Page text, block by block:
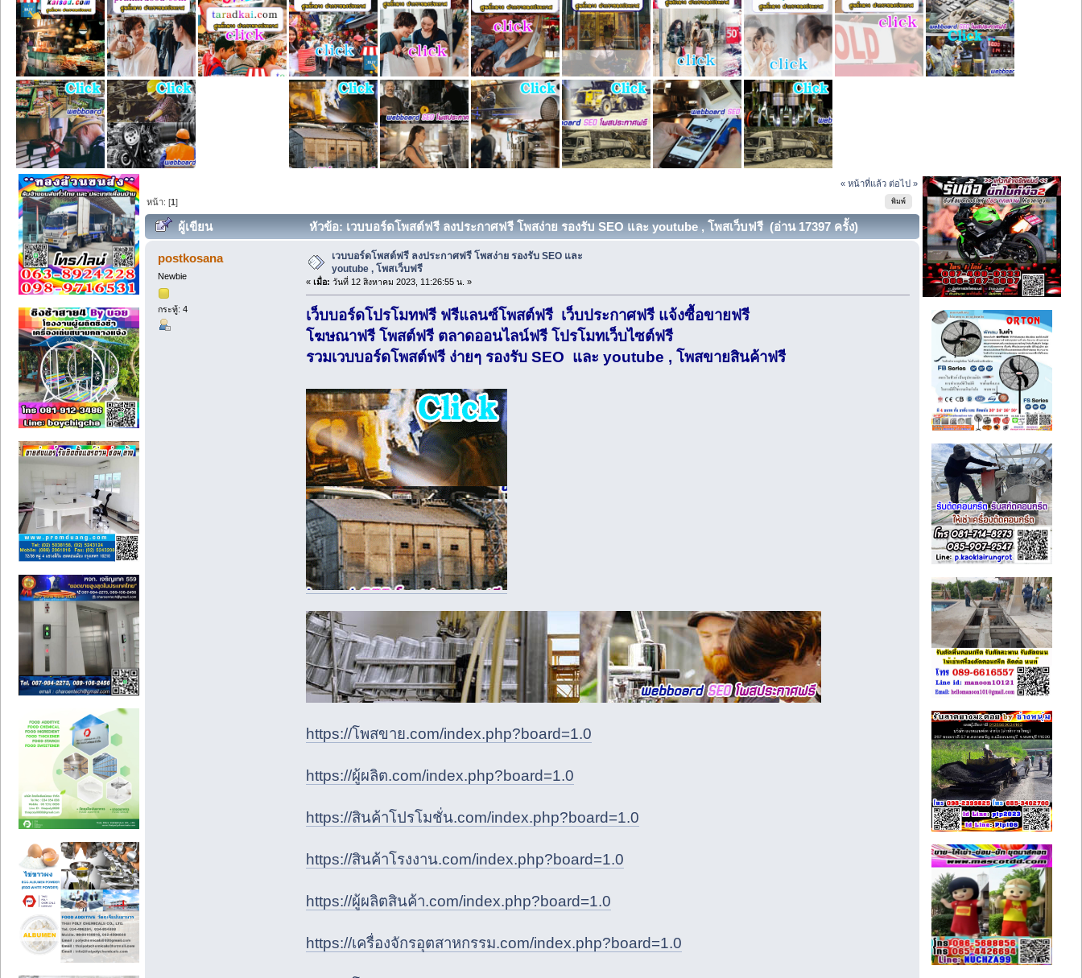
« หน้าที่แล้ว ต่อไป »
พิมพ์
หน้า: [1]
ผู้เขียน หัวข้อ: เวบบอร์ดโพสต์ฟรี ลงประกาศฟรี โพสง่าย รองรับ SEO และ youtube , โพสเว็บฟรี (อ่าน 17397 ครั้ง)
postkosana
Newbie
กระทู้: 4
เวบบอร์ดโพสต์ฟรี ลงประกาศฟรี โพสง่าย รองรับ SEO และ
youtube , โพสเว็บฟรี
« เมื่อ: วันที่ 12 สิงหาคม 2023, 11:26:55 น. »
เว็บบอร์ดโปรโมทฟรี ฟรีแลนซ์โพสต์ฟรี เว็บประกาศฟรี แจ้งซื้อขายฟรี
โฆษณาฟรี โพสต์ฟรี ตลาดออนไลน์ฟรี โปรโมทเว็บไซต์ฟรี
รวมเวบบอร์ดโพสต์ฟรี ง่ายๆ รองรับ SEO และ youtube , โพสขายสินค้าฟรี
https://โพสขาย.com/index.php?board=1.0
https://ผู้ผลิต.com/index.php?board=1.0
https://สินค้าโปรโมชั่น.com/index.php?board=1.0
https://สินค้าโรงงาน.com/index.php?board=1.0
https://ผู้ผลิตสินค้า.com/index.php?board=1.0
https://เครื่องจักรอุตสาหกรรม.com/index.php?board=1.0